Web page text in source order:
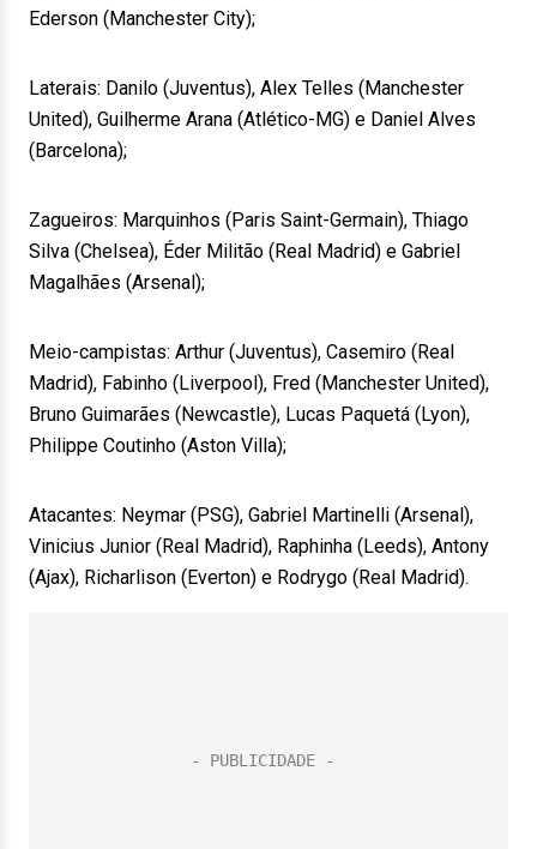
Ederson (Manchester City);
Laterais: Danilo (Juventus), Alex Telles (Manchester
United), Guilherme Arana (Atlético-MG) e Daniel Alves
(Barcelona);
Zagueiros: Marquinhos (Paris Saint-Germain), Thiago
Silva (Chelsea), Éder Militão (Real Madrid) e Gabriel
Magalhães (Arsenal);
Meio-campistas: Arthur (Juventus), Casemiro (Real
Madrid), Fabinho (Liverpool), Fred (Manchester United),
Bruno Guimarães (Newcastle), Lucas Paquetá (Lyon),
Philippe Coutinho (Aston Villa);
Atacantes: Neymar (PSG), Gabriel Martinelli (Arsenal),
Vinicius Junior (Real Madrid), Raphinha (Leeds), Antony
(Ajax), Richarlison (Everton) e Rodrygo (Real Madrid).